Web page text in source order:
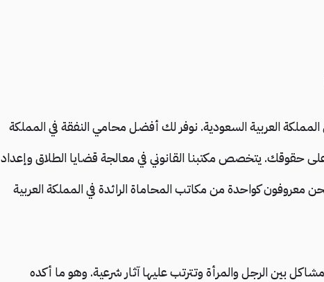
العربية السعودية. نوفر لك أفضل محامي النفقة في المملكة
حقوقك. يتخصص مكتبنا القانوني في معالجة قضايا الطلاق وإعداد
معروفون كواحدة من مكاتب المحاماة الرائدة في المملكة العربية
مشاكل بين الرجل والمرأة وتترتب عليها آثار شرعية. وهو ما أكده